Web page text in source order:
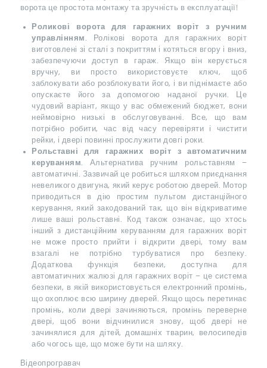
ворота це простота монтажу та зручність в експлуатації!
Роликові ворота для гаражних воріт з ручним
управлінням
. Ролікові ворота для гаражних воріт
виготовлені зі сталі з покриттям і котяться вгору і вниз,
забезпечуючи доступ в гараж. Якщо він керується
вручну, ви просто використовуєте ключ, щоб
заблокувати або розблокувати його, і ви піднімаєте або
опускаєте його за допомогою наданої ручки. Це
чудовий варіант, якщо у вас обмежений бюджет, вони
неймовірно низькі в обслуговуванні. Все, що вам
потрібно робити, час від часу перевіряти і чистити
рейки, і двері повинні прослужити довгі роки.
Рольставні для гаражних воріт з автоматичним
керуванням . Альтернатива ручним рольставням –
автоматичні. Зазвичай це робиться шляхом приєднання
невеликого двигуна, який керує роботою дверей. Мотор
приводиться в дію простим пультом дистанційного
керування, який закодований так, що він відкриватиме
лише ваші рольставні. Код також означає, що хтось
інший з дистанційним керуванням для гаражних воріт
не може просто прийти і відкрити двері, тому вам
взагалі не потрібно турбуватися про безпеку.
Додаткова функція безпеки, доступна для
автоматичних жалюзі для гаражних воріт – це система
безпеки, в якій використовується електронний промінь,
що охоплює всю ширину дверей. Якщо щось перетинає
промінь, коли двері зачиняються, промінь переверне
двері, щоб вони відчинилися знову, щоб двері не
зачинялися для дітей, домашніх тварин, велосипедів
або чогось ще, що може бути на шляху.
Відеопрогравач